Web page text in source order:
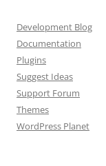
Development Blog
Documentation
Plugins
Suggest Ideas
Support Forum
Themes
WordPress Planet